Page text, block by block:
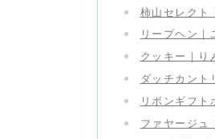
柿山セレクト
リープヘン｜
クッキー｜り
ダッチカント
リボンギフト
ファヤージュ